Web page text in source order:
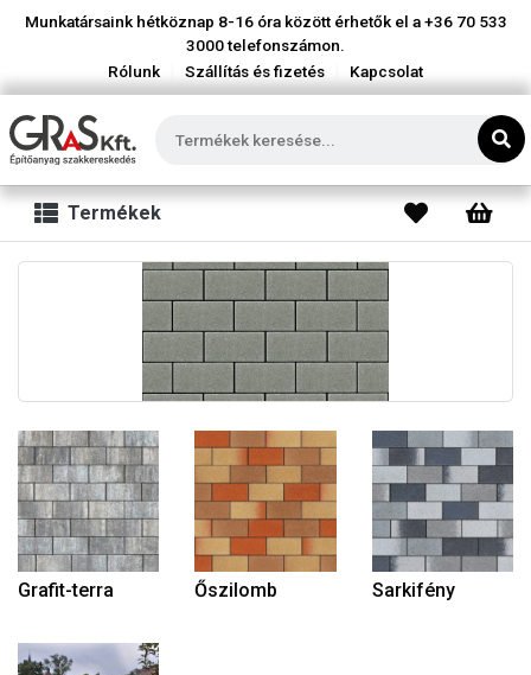
Munkatársaink hétköznap 8-16 óra között érhetők el a+36 70 533
3000telefonszámon.
Rólunk
Szállítás és fizetés Kapcsolat
Termékek
Grafit-terra Őszilomb Sarkifény